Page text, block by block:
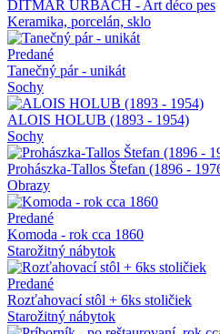
DITMAR URBACH - Art déco pes
Keramika, porcelán, sklo
Predané
Tanečný pár - unikát
Sochy
ALOIS HOLUB (1893 - 1954)
Sochy
Prohászka-Tallos Štefan (1896 -
Obrazy
Predané
Komoda - rok cca 1860
Starožitný nábytok
Predané
Rozťahovací stôl + 6ks stoličiek
Starožitný nábytok